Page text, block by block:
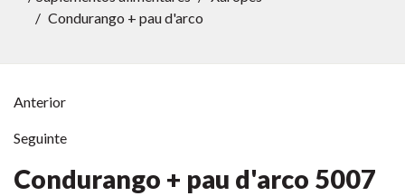
Condurango + pau d'arco
Anterior
Seguinte
Condurango + pau d'arco 5007